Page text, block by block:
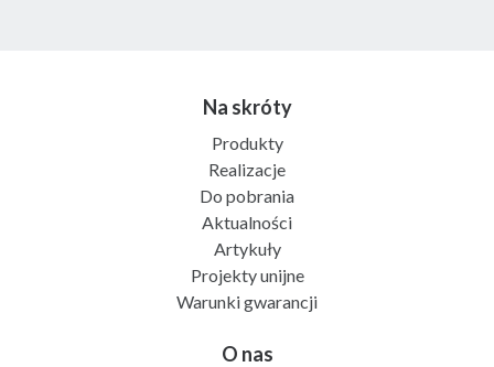
Na skróty
Produkty
Realizacje
Do pobrania
Aktualności
Artykuły
Projekty unijne
Warunki gwarancji
O nas